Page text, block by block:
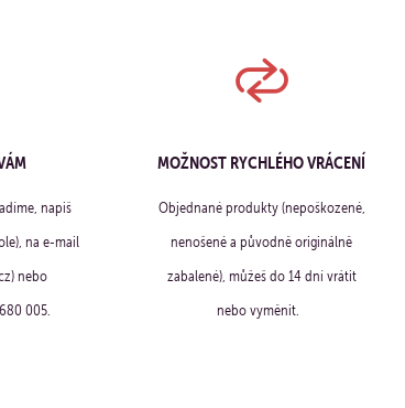
napiš
na e-mail
nebo
005.
MOŽNOST RYCHLÉHO VRÁCENÍ
Objednané produkty (nepoškozené,
nenošené a původně originálně
zabalené), můžeš do 14 dní vrátit
nebo vyměnit.